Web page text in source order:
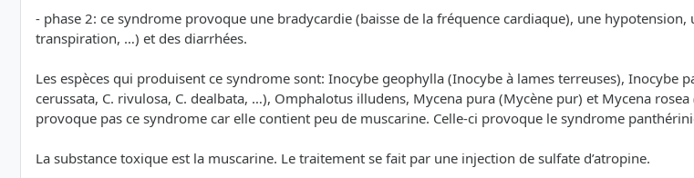
- phase 2: ce syndrome provoque une bradycardie (baisse de la fréquence cardiaque), une
transpiration, …) et des diarrhées.
Les espèces qui produisent ce syndrome sont: Inocybe geophylla (Inocybe à lames terreuses),
cerussata, C. rivulosa, C. dealbata, …), Omphalotus illudens, Mycena pura (Mycène pur) et Mycena
provoque pas ce syndrome car elle contient peu de muscarine. Celle-ci provoque le syndrome
La substance toxique est la muscarine. Le traitement se fait par une injection de sulfate d’atropine.